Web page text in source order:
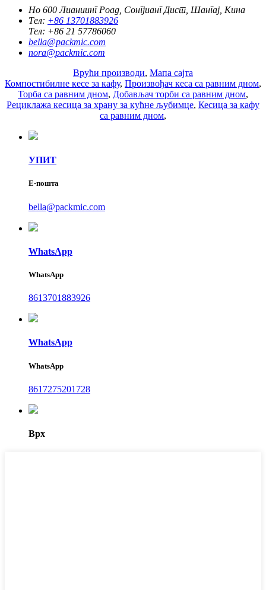
Но 600 Лианиинг Роад, Сонгјианг Дист, Шангај, Кина
Тел: +86 13701883926
Тел: +86 21 57786060
bella@packmic.com
nora@packmic.com
Врући производи, Мапа сајта
Компостибилне кесе за кафу, Произвођач кеса са равним дном,
Торба са равним дном, Добављач торби са равним дном,
Рециклажа кесица за храну за кућне љубимце, Кесица за кафу
са равним дном,
УПИТ
Е-пошта
bella@packmic.com
WhatsApp
WhatsApp
8613701883926
WhatsApp
WhatsApp
8617275201728
Врх